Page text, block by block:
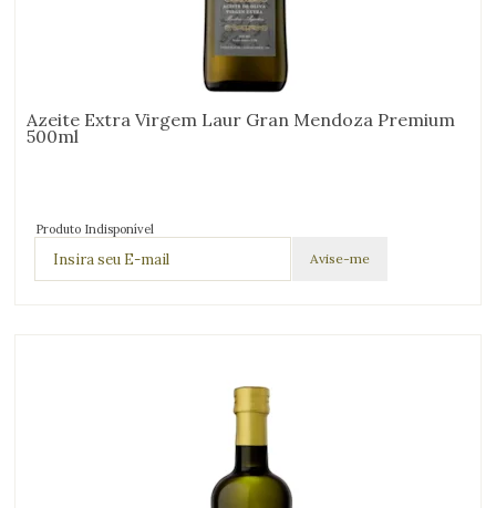
Azeite Extra Virgem Laur Gran Mendoza Premium
500ml
Produto Indisponível